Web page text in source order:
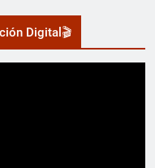
Digital🎬